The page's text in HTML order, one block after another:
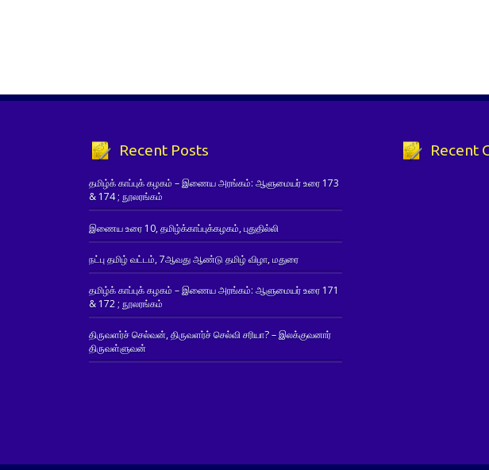
Recent Posts
தமிழ்க் காப்புக் கழகம் – இணைய அரங்கம்: ஆளுமையர் உரை 173
& 174 ; நூலரங்கம்
இணைய உரை 10, தமிழ்க்காப்புக்கழகம், புதுதில்லி
நட்பு தமிழ் வட்டம், 7ஆவது ஆண்டு தமிழ் விழா, மதுரை
தமிழ்க் காப்புக் கழகம் – இணைய அரங்கம்: ஆளுமையர் உரை 171
& 172 ; நூலரங்கம்
திருவளர்ச் செல்வன், திருவளர்ச் செல்வி சரியா? – இலக்குவனார்
திருவள்ளுவன்
Recent